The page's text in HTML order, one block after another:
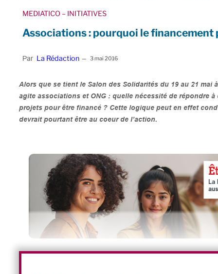
MEDIATICO – INITIATIVES
Associations : pourquoi le
Par La Rédaction – 3 mai 2016
Alors que se tient le Salon des Solidarités du 19 au 21 mai
agite associations et ONG : quelle nécessité de répondre
projets pour être financé ? Cette logique peut en effet
devrait pourtant être au coeur de l’action.
C’est un petit jeu